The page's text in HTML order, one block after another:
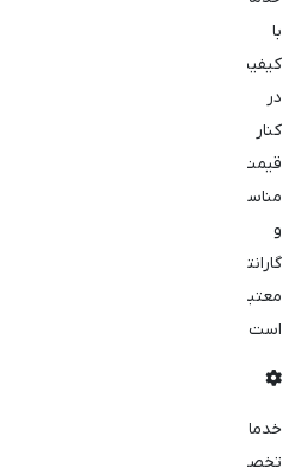
با
کیفیت
در
کنار
قیمت
مناسب
و
گارانتی
معتبر
است.
خدمات
تخصصی